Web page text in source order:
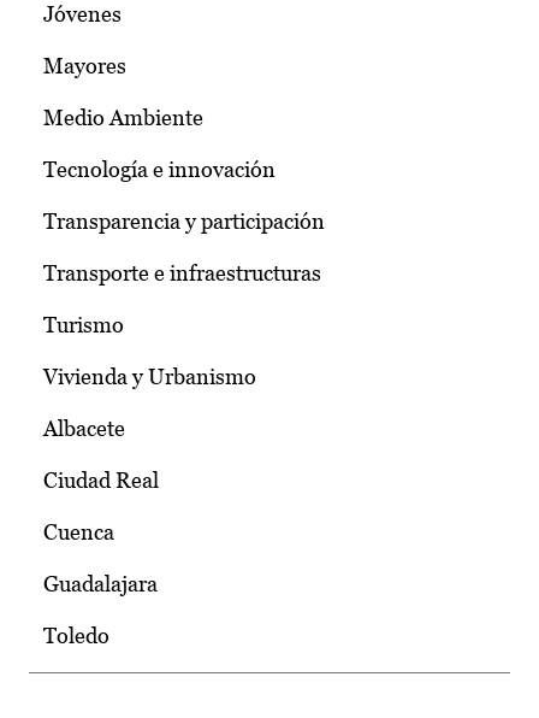
Jóvenes
Mayores
Medio Ambiente
Tecnología e innovación
Transparencia y participación
Transporte e infraestructuras
Turismo
Vivienda y Urbanismo
Albacete
Ciudad Real
Cuenca
Guadalajara
Toledo